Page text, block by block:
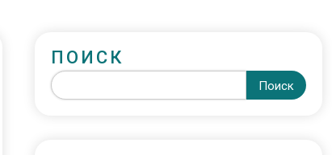
ПОИСК
Поиск